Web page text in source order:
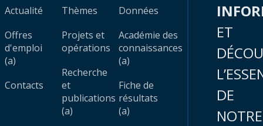
Actualité
Offres
d'emploi
(a)
Contacts
Thèmes
Projets et
opérations
Recherche
et
publications
(a)
Données
Académie des
connaissances
(a)
Fiche de
résultats
(a)
ET
DE
NOTRE